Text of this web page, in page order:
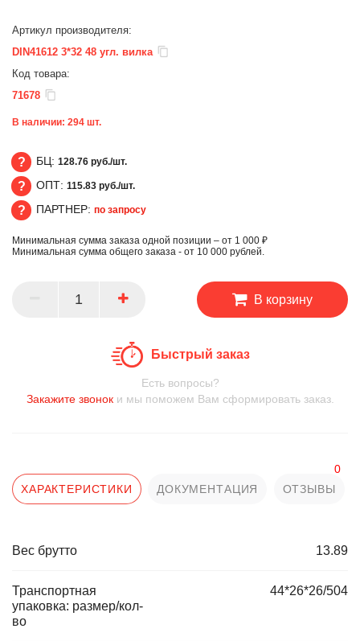
Артикул производителя:
DIN41612 3*32 48 угл. вилка
Код товара:
71678
В наличии: 294 шт.
БЦ
БЦ: 128.76 руб./шт.
ОПТ
ОПТ: 115.83 руб./шт.
ПАРТНЕР
ПАРТНЕР: по запросу
Минимальная сумма заказа одной позиции – от 1 000 ₽
Минимальная сумма общего заказа - от 10 000 рублей.
В корзину
Быстрый заказ
Есть вопросы?
Закажите звоноки мы поможем Вам сформировать заказ.
ХАРАКТЕРИСТИКИ ДОКУМЕНТАЦИЯ ОТЗЫВЫ
0
Вес брутто 13.89
Транспортная
упаковка: размер/кол-
во
44*26*26/504